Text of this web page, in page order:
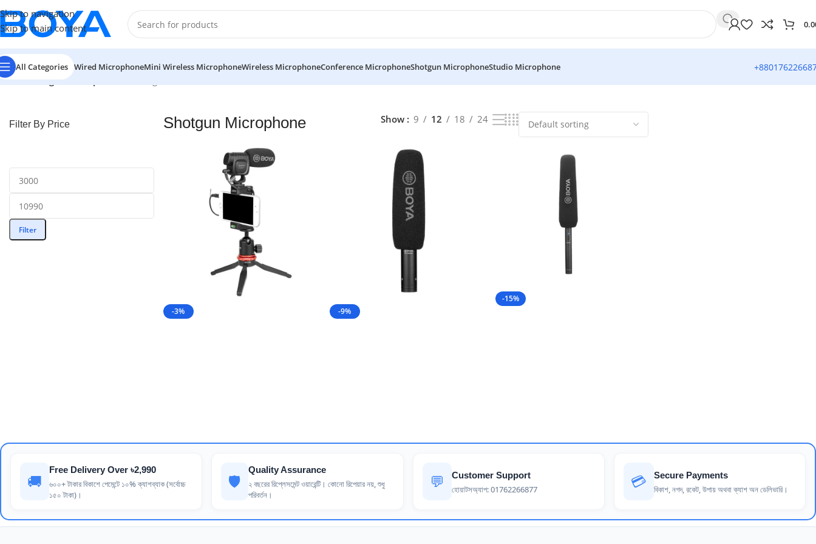
Skip to navigation
Skip to main content
All Categories Wired MicrophoneMini Wireless MicrophoneWireless MicrophoneConference MicrophoneShotgun MicrophoneStudio Microphone
Home/Shotgun Microphone
Filter By Price
Filter
Shotgun Microphone Show 9 12 18 24
-3% -9%
-15%
🚚
Free Delivery Over ৳2,990
৬০০+ টাকার বিকাশে পেমেন্টে ১০% ক্যাশব্যাক (সর্বোচ্চ
১৫০ টাকা)।
🛡️
Quality Assurance
২ বছরের রিপ্লেসমেন্ট ওয়ারেন্টি। কোনো রিপেয়ার নয়, শুধু
পরিবর্তন।
💬 Customer Support
হোয়াটসঅ্যাপ: 01762266877 💳 Secure Payments
বিকাশ, নগদ, রকেট, উপায় অথবা ক্যাশ অন ডেলিভারি।